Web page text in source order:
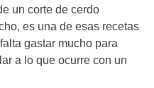
un corte de cerdo
es una de esas recetas
gastar mucho para
a lo que ocurre con un